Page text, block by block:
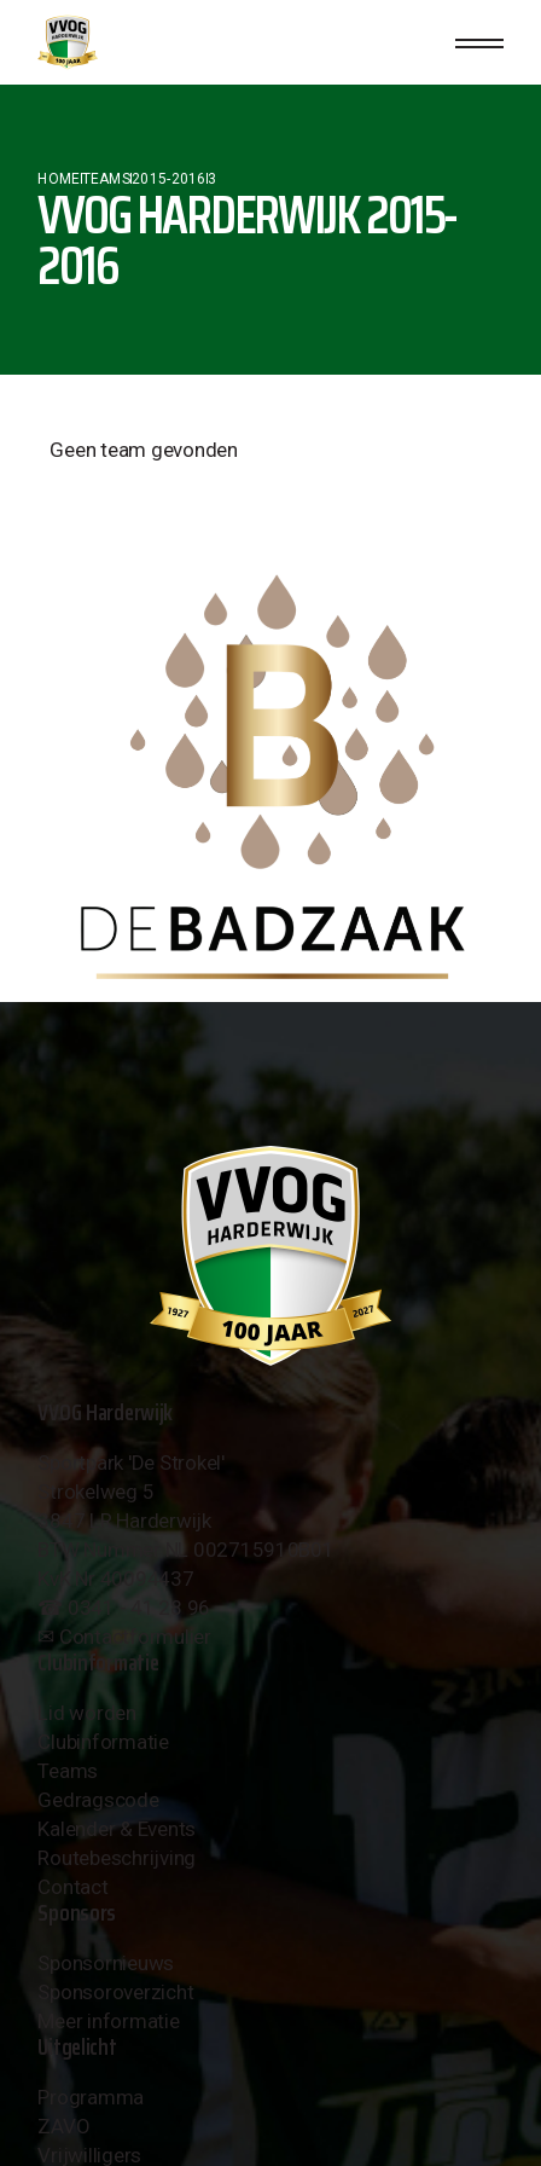
HOMETEAMS2015-2016 3
VVOG HARDERWIJK 2015-
2016
Geen team gevonden
VVOG Harderwijk
Sportpark 'De Strokel'
Strokelweg 5
3847 LR Harderwijk
BTW Nummer NL 002715910B01
KvK Nr 40094437
☎︎ 0341 - 41 28 96
✉︎ Contactformulier
Clubinformatie
Lid worden
Clubinformatie
Teams
Gedragscode
Kalender & Events
Routebeschrijving
Contact
Sponsors
Sponsornieuws
Sponsoroverzicht
Meer informatie
Uitgelicht
Programma
ZAVO
Vrijwilligers